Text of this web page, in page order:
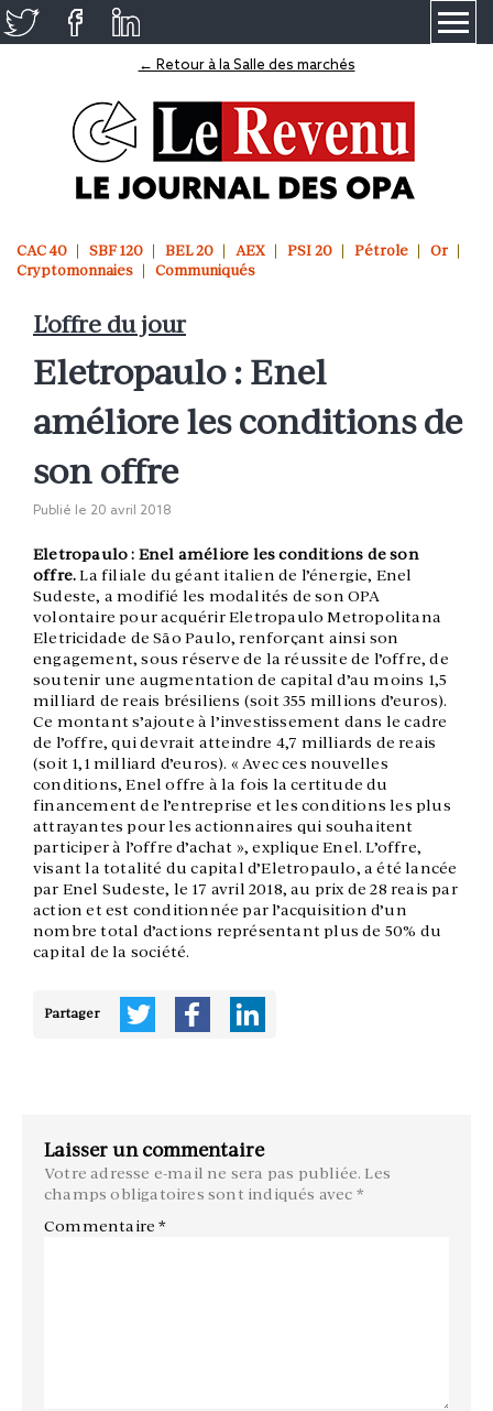
← Retour à la Salle des marchés
CAC 40 SBF 120 BEL 20 AEX PSI 20 Pétrole
Or
Cryptomonnaies
Communiqués
L'offre du jour
Eletropaulo : Enel
améliore les conditions de
son offre
Publié le 20 avril 2018
Eletropaulo : Enel améliore les conditions de son
offre.La filiale du géant italien de l’énergie, Enel
Sudeste, a modifié les modalités de son OPA
volontaire pour acquérir Eletropaulo Metropolitana
Eletricidade de São Paulo, renforçant ainsi son
engagement, sous réserve de la réussite de l’offre, de
soutenir une augmentation de capital d’au moins 1,5
milliard de reais brésiliens (soit 355 millions d’euros).
Ce montant s’ajoute à l’investissement dans le cadre
de l’offre, qui devrait atteindre 4,7 milliards de reais
(soit 1,1 milliard d’euros). « Avec ces nouvelles
conditions, Enel offre à la fois la certitude du
financement de l’entreprise et les conditions les plus
attrayantes pour les actionnaires qui souhaitent
participer à l’offre d’achat », explique Enel. L’offre,
visant la totalité du capital d’Eletropaulo, a été lancée
par Enel Sudeste, le 17 avril 2018, au prix de 28 reais par
action et est conditionnée par l’acquisition d’un
nombre total d’actions représentant plus de 50% du
capital de la société.
Partager
Laisser un commentaire
Votre adresse e-mail ne sera pas publiée. Les
champs obligatoires sont indiqués avec *
Commentaire*